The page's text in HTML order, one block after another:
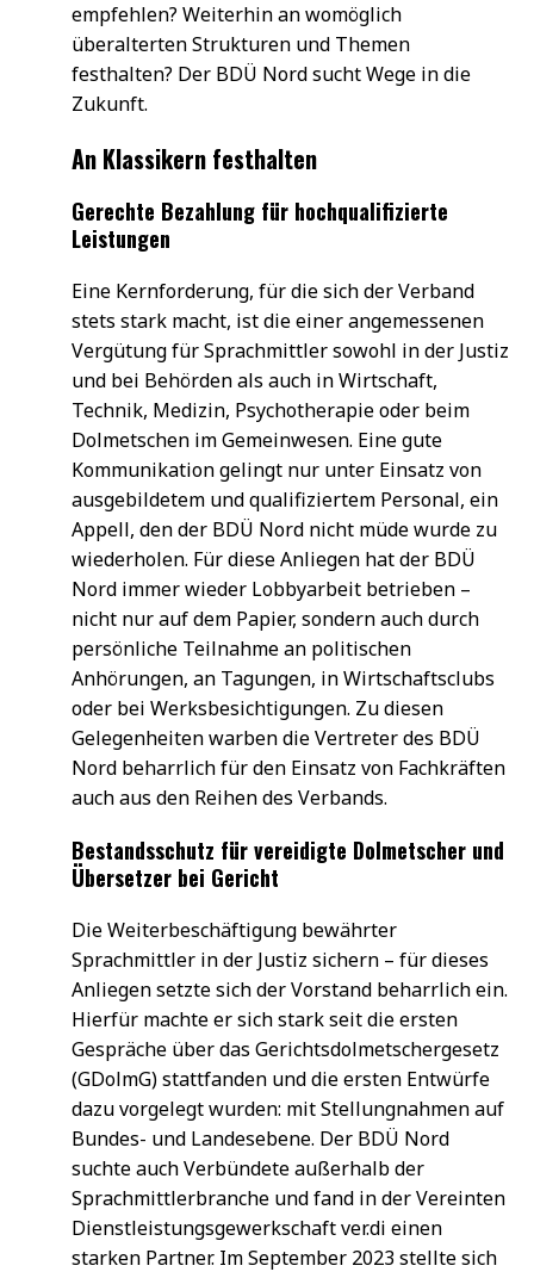
empfehlen? Weiterhin an womöglich
überalterten Strukturen und Themen
festhalten? Der BDÜ Nord sucht Wege in die
Zukunft.
An Klassikern festhalten
Gerechte Bezahlung für hochqualifizierte
Leistungen
Eine Kernforderung, für die sich der Verband
stets stark macht, ist die einer angemessenen
Vergütung für Sprachmittler sowohl in der Justiz
und bei Behörden als auch in Wirtschaft,
Technik, Medizin, Psychotherapie oder beim
Dolmetschen im Gemeinwesen. Eine gute
Kommunikation gelingt nur unter Einsatz von
ausgebildetem und qualifiziertem Personal, ein
Appell, den der BDÜ Nord nicht müde wurde zu
wiederholen. Für diese Anliegen hat der BDÜ
Nord immer wieder Lobbyarbeit betrieben –
nicht nur auf dem Papier, sondern auch durch
persönliche Teilnahme an politischen
Anhörungen, an Tagungen, in Wirtschaftsclubs
oder bei Werksbesichtigungen. Zu diesen
Gelegenheiten warben die Vertreter des BDÜ
Nord beharrlich für den Einsatz von Fachkräften
auch aus den Reihen des Verbands.
Bestandsschutz für vereidigte Dolmetscher und
Übersetzer bei Gericht
Die Weiterbeschäftigung bewährter
Sprachmittler in der Justiz sichern – für dieses
Anliegen setzte sich der Vorstand beharrlich ein.
Hierfür machte er sich stark seit die ersten
Gespräche über das Gerichtsdolmetschergesetz
(GDolmG) stattfanden und die ersten Entwürfe
dazu vorgelegt wurden: mit Stellungnahmen auf
Bundes- und Landesebene. Der BDÜ Nord
suchte auch Verbündete außerhalb der
Sprachmittlerbranche und fand in der Vereinten
Dienstleistungsgewerkschaft ver.di einen
starken Partner. Im September 2023 stellte sich